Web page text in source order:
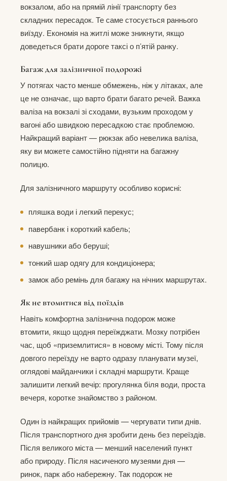
вокзалом, або на прямій лінії транспорту без
складних пересадок. Те саме стосується раннього
виїзду. Економія на житлі може зникнути, якщо
доведеться брати дороге таксі о п’ятій ранку.
Багаж для залізничної подорожі
У потягах часто менше обмежень, ніж у літаках, але
це не означає, що варто брати багато речей. Важка
валіза на вокзалі зі сходами, вузьким проходом у
вагоні або швидкою пересадкою стає проблемою.
Найкращий варіант — рюкзак або невелика валіза,
яку ви можете самостійно підняти на багажну
полицю.
Для залізничного маршруту особливо корисні:
пляшка води і легкий перекус;
павербанк і короткий кабель;
навушники або беруші;
тонкий шар одягу для кондиціонера;
замок або ремінь для багажу на нічних маршрутах.
Як не втомитися від поїздів
Навіть комфортна залізнична подорож може
втомити, якщо щодня переїжджати. Мозку потрібен
час, щоб «приземлитися» в новому місті. Тому після
довгого переїзду не варто одразу планувати музеї,
оглядові майданчики і складні маршрути. Краще
залишити легкий вечір: прогулянка біля води, проста
вечеря, коротке знайомство з районом.
Один із найкращих прийомів — чергувати типи днів.
Після транспортного дня зробити день без переїздів.
Після великого міста — менший населений пункт
або природу. Після насиченого музеями дня —
ринок, парк або набережну. Так подорож не